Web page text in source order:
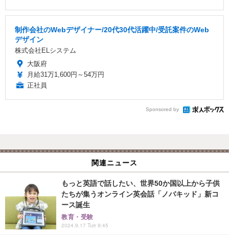
制作会社のWebデザイナー/20代30代活躍中/受託案件のWeb
デザイン
株式会社ELシステム
大阪府
月給31万1,600円～54万円
正社員
Sponsored by
関連ニュース
もっと英語で話したい、世界50か国以上から子供
たちが集うオンライン英会話「ノバキッド」新コ
ース誕生
教育・受験
2024.9.17 Tue 9:45